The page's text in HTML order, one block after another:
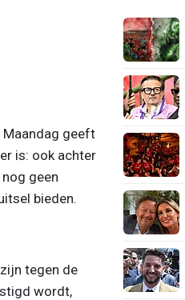
geeft
is: ook achter
geen
bieden.
tegen de
wordt,